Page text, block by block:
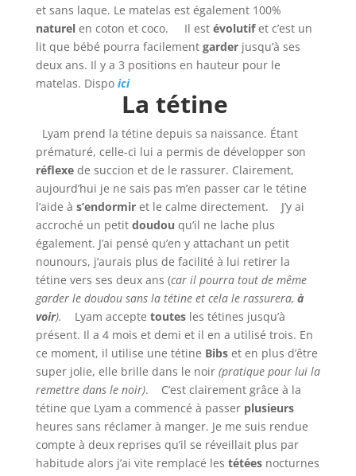
et sans laque. Le matelas est également 100%
naturelen coton et coco. Il est évolutifet c’est un
lit que bébé pourra facilement garderjusqu’à ses
deux ans. Il y a 3 positions en hauteur pour le
matelas. Dispo ici
La tétine
Lyam prend la tétine depuis sa naissance. Étant
prématuré, celle-ci lui a permis de développer son
réflexede succion et de le rassurer. Clairement,
aujourd’hui je ne sais pas m’en passer car le tétine
l’aide à s’endormiret le calme directement. J’y ai
accroché un petit doudou qu’il ne lache plus
également. J’ai pensé qu’en y attachant un petit
nounours, j’aurais plus de facilité à lui retirer la
tétine vers ses deux ans (car il pourra tout de même
garder le doudou sans la tétine et cela le rassurera, à
voir). Lyam accepte toutesles tétines jusqu’à
présent. Il a 4 mois et demi et il en a utilisé trois. En
ce moment, il utilise une tétine Bibset en plus d’être
super jolie, elle brille dans le noir (pratique pour lui la
remettre dans le noir). C’est clairement grâce à la
tétine que Lyam a commencé à passer plusieurs
heures sans réclamer à manger. Je me suis rendue
compte à deux reprises qu’il se réveillait plus par
habitude alors j’ai vite remplacé les tétéesnocturnes